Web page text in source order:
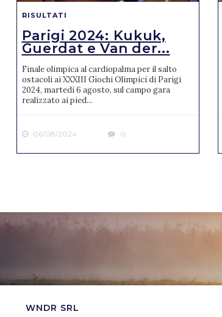
RISULTATI
Parigi 2024: Kukuk,
Guerdat e Van der...
Finale olimpica al cardiopalma per il salto
ostacoli ai XXXIII Giochi Olimpici di Parigi
2024, martedì 6 agosto, sul campo gara
realizzato ai pied...
06/08/2024 0
WNDR SRL